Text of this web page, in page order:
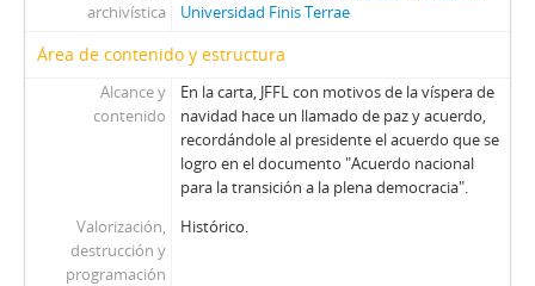
archivística
Universidad Finis Terrae
Área de contenido y estructura
Alcance y
contenido
En la carta, JFFL con motivos de la víspera de
navidad hace un llamado de paz y acuerdo,
recordándole al presidente el acuerdo que se
logro en el documento "Acuerdo nacional
para la transición a la plena democracia".
Valorización,
destrucción y
programación
Histórico.